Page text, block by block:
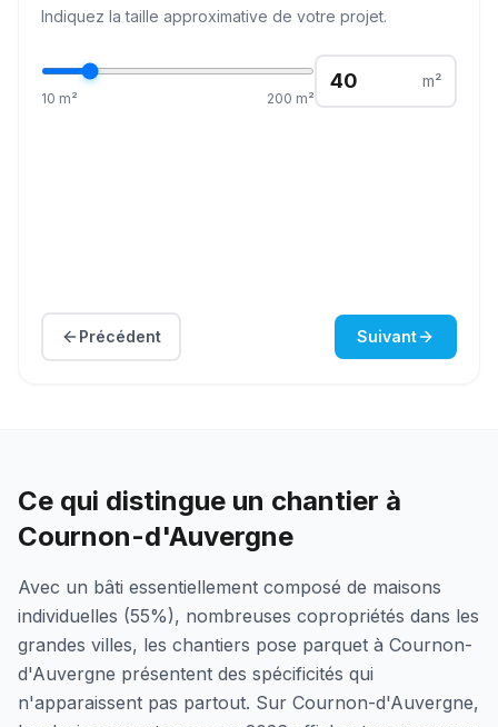
Indiquez lataille approximative de votre projet.
10 m² 200 m²
m²
Précédent Suivant
Ce qui distingue un chantier à
Cournon-d'Auvergne
Avec un bâti essentiellement composé de maisons
individuelles (55%), nombreuses copropriétés dans les
grandes villes, les chantiers pose parquet à Cournon-
d'Auvergne présentent des spécificités qui
n'apparaissent pas partout. Sur Cournon-d'Auvergne,